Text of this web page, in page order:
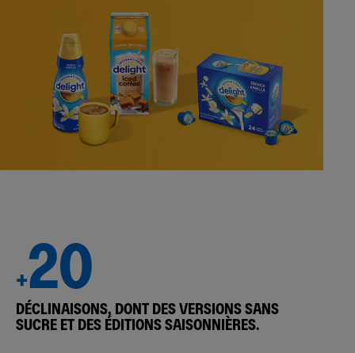
+20
DÉCLINAISONS, DONT DES VERSIONS SANS
SUCRE ET DES ÉDITIONS SAISONNIÈRES.